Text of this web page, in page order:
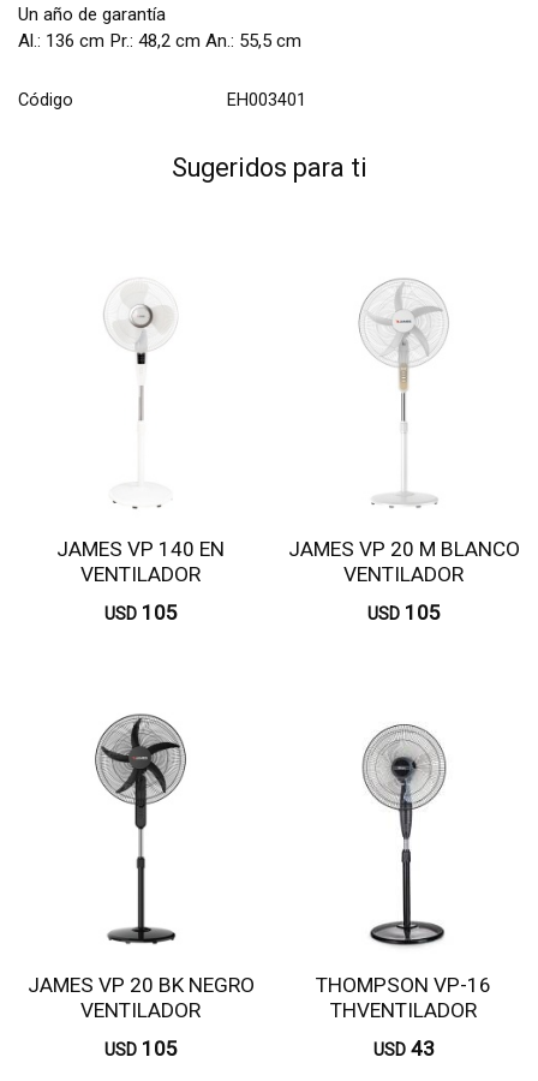
Un año de garantía
Al.: 136 cm Pr.: 48,2 cm An.: 55,5 cm
Código EH003401
Sugeridos para ti
JAMES VP 140 EN
VENTILADOR
USD 105
JAMES VP 20 M BLANCO
VENTILADOR
USD 105
JAMES VP 20 BK NEGRO
VENTILADOR
USD 105
THOMPSON VP-16
THVENTILADOR
USD 43